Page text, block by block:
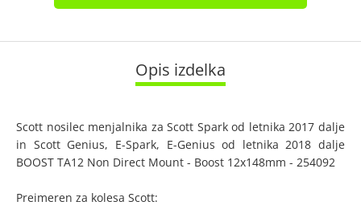
Opis izdelka
Scott nosilec menjalnika za Scott Spark od letnika 2017 dalje
in Scott Genius, E-Spark, E-Genius od letnika 2018 dalje
BOOST TA12 Non Direct Mount - Boost 12x148mm - 254092
Preimeren za kolesa Scott: